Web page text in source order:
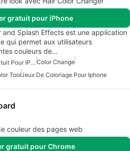
gratuit pour iPhone
and Splash Effects est une application
qui permet aux utilisateurs
couleurs de…
Éditeur D'image Photo Gratuit Pour IPhone Color Change
ToolJeux De Coloriage Pour Iphone
couleur des pages web
gratuit pour Chrome